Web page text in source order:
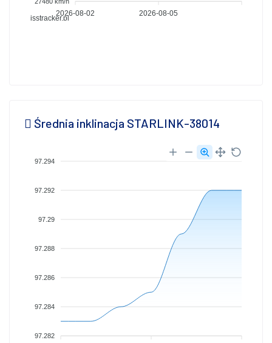
isstracker.pl
2026-08-02 2026-08-05
Średnia inklinacja STARLINK-38014
97.294
97.292
97.29
97.288
97.286
97.284
97.282